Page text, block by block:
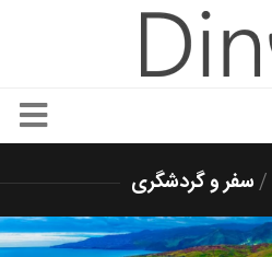
/سفر و گردشگری